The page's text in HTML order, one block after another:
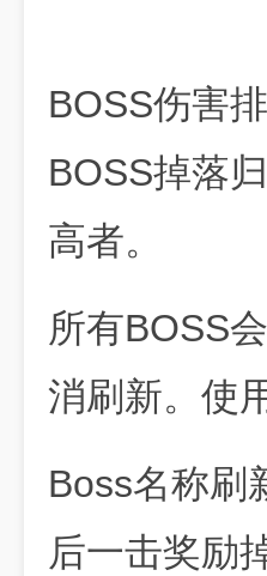
BOSS伤害
BOSS掉落
高者。
所有BOSS
消刷新。使
Boss名称刷
后一击奖励